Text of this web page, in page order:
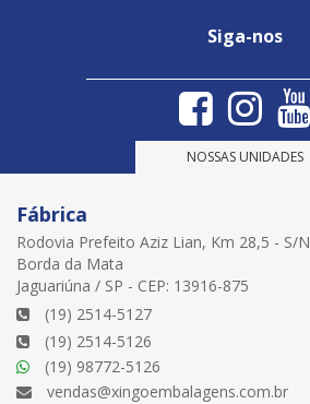
Siga-nos
NOSSAS UNIDADES
Fábrica
Rodovia Prefeito Aziz Lian, Km 28,5 - S/N
Borda da Mata
Jaguariúna / SP - CEP: 13916-875
(19) 2514-5127
(19) 2514-5126
(19) 98772-5126
vendas@xingoembalagens.com.br